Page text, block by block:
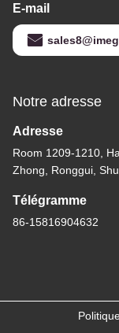
E-mail
Notre adresse
Adresse
Room 1209-1210,
Zhong, Ronggui,
Télégramme
86-15816904632